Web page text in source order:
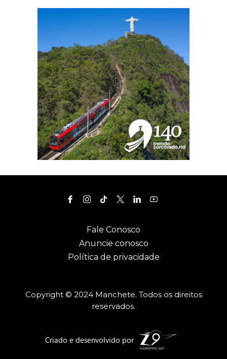
Fale Conosco
Anuncie conosco
Política de privacidade
Copyright © 2024 Manchete. Todos os direitos
reservados.
Criado e desenvolvido por